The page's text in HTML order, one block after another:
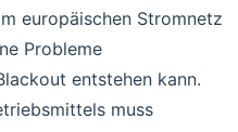
europäischen Stromnetz
Probleme
entstehen kann.
muss